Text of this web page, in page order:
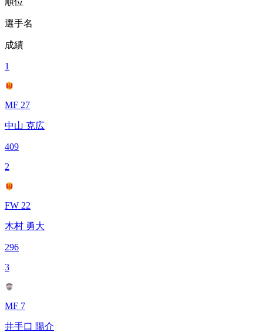
選手名
成績
1
MF 27
中山 克広
409
2
FW 22
木村 勇大
296
3
MF 7
井手口 陽介